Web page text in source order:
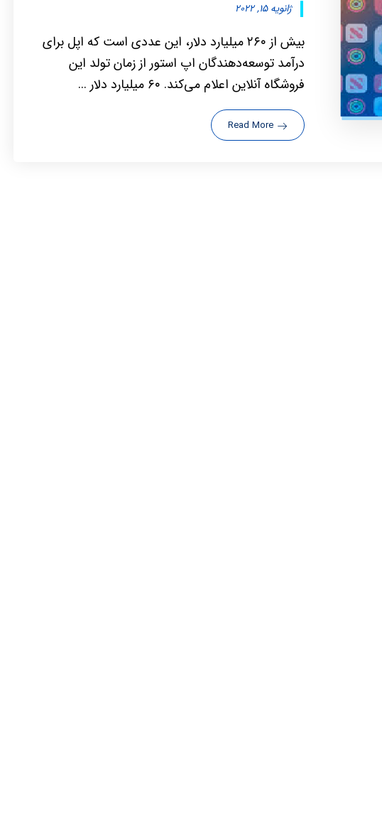
ژانویه ۱۵, ۲۰۲۲
بیش از ۲۶۰ میلیارد دلار، این عددی است که اپل برای
درآمد توسعه‌دهندگان اپ استور از زمان تولد این
فروشگاه آنلاین اعلام می‌کند. ۶۰ میلیارد دلار ...
Read More